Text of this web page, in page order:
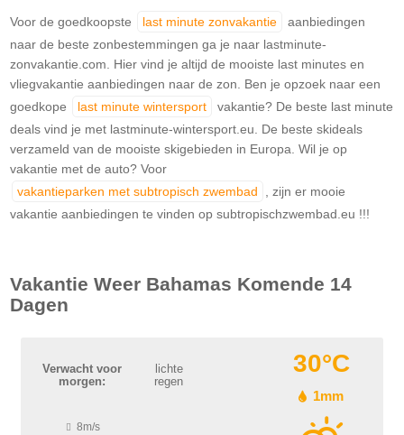
Voor de goedkoopste last minute zonvakantie
aanbiedingen
naar de beste zonbestemmingen ga je naar lastminute-
zonvakantie.com. Hier vind je altijd de mooiste last minutes en
vliegvakantie aanbiedingen naar de zon. Ben je opzoek naar een
goedkope
last minute wintersport
vakantie? De beste last minute
deals vind je met lastminute-wintersport.eu. De beste skideals
verzameld van de mooiste skigebieden in Europa. Wil je op
vakantie met de auto? Voor
vakantieparken met subtropisch zwembad
, zijn er mooie
vakantie aanbiedingen te vinden op subtropischzwembad.eu !!!
Vakantie Weer Bahamas Komende 14
Dagen
Verwacht voor
morgen:
lichte
regen
30°C
1mm
8m/s